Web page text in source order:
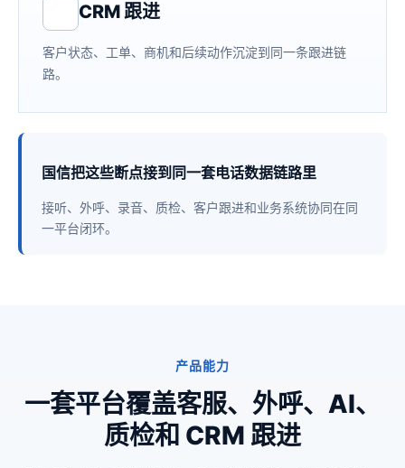
CRM 跟进
客户状态、工单、商机和后续动作沉淀到同一条跟进链
路。
国信把这些断点接到同一套电话数据链路里
接听、外呼、录音、质检、客户跟进和业务系统协同在同
一平台闭环。
产品能力
一套平台覆盖客服、外呼、AI、
质检和 CRM 跟进